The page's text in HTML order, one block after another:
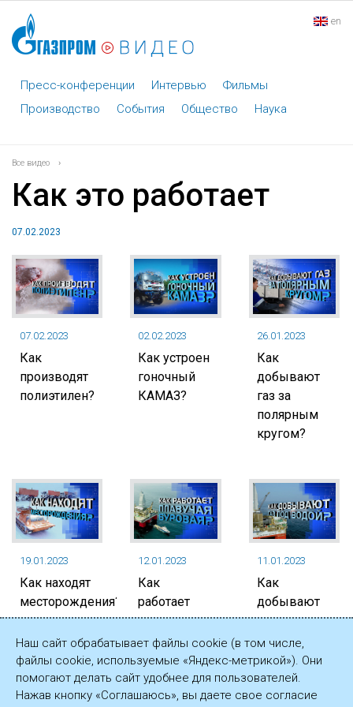
en
Пресс-конференции Интервью
Фильмы
Производство
События Общество Наука
Все видео ›
Как это работает
07.02.2023
07.02.2023
Как
производят
полиэтилен?
02.02.2023
Как устроен
гоночный
КАМАЗ?
26.01.2023
Как
добывают
газ за
полярным
кругом?
19.01.2023
Как находят
месторождения?
12.01.2023
Как
работает
плавучая
буровая?
11.01.2023
Как
добывают
газ под
водой?
Наш сайт обрабатывает файлы cookie (в том числе,
файлы cookie, используемые «Яндекс-метрикой»). Они
помогают делать сайт удобнее для пользователей.
Нажав кнопку «Соглашаюсь», вы даете свое согласие